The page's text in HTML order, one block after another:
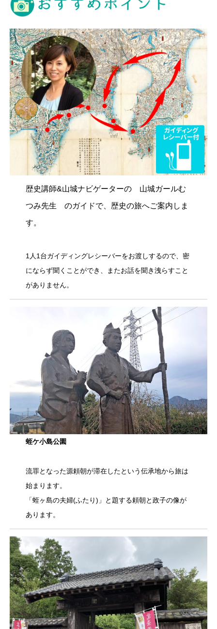
歴史講師&山城ナビゲーターの 山城ガールむ
つみ先生 のガイドで、歴史の旅へご案内しま
す。
1人1台ガイディングレシーバーをお渡しするので、密
にならず聞くことができ、またお話を聞き洩らすこと
がありません。
蛭ケ小島公園
流罪となった源頼朝が滞在したという伝承地から旅は
始まります。
「蛭ヶ島の夫婦(ふたり)」と題する頼朝と政子の像が
あります。